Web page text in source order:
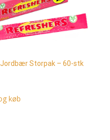
Storpak – 60-stk
køb